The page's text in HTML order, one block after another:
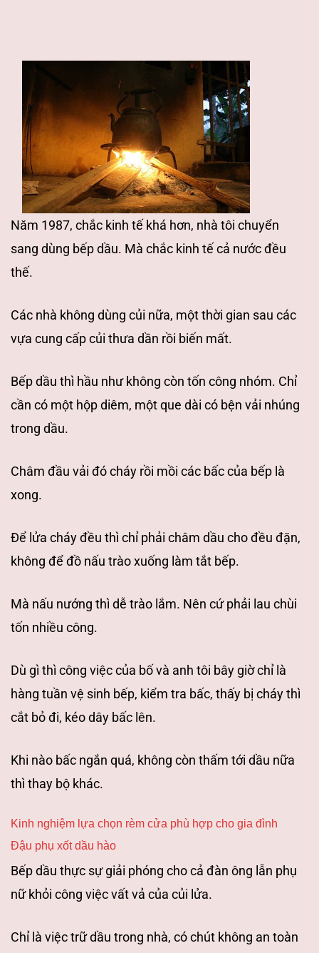
Năm 1987, chắc kinh tế khá hơn, nhà tôi chuyển
sang dùng bếp dầu. Mà chắc kinh tế cả nước đều
thế.
Các nhà không dùng củi nữa, một thời gian sau các
vựa cung cấp củi thưa dần rồi biến mất.
Bếp dầu thì hầu như không còn tốn công nhóm. Chỉ
cần có một hộp diêm, một que dài có bện vải nhúng
trong dầu.
Châm đầu vải đó cháy rồi mồi các bấc của bếp là
xong.
Để lửa cháy đều thì chỉ phải châm dầu cho đều đặn,
không để đồ nấu trào xuống làm tắt bếp.
Mà nấu nướng thì dễ trào lắm. Nên cứ phải lau chùi
tốn nhiều công.
Dù gì thì công việc của bố và anh tôi bây giờ chỉ là
hàng tuần vệ sinh bếp, kiểm tra bấc, thấy bị cháy thì
cắt bỏ đi, kéo dây bấc lên.
Khi nào bấc ngắn quá, không còn thấm tới dầu nữa
thì thay bộ khác.
Kinh nghiệm lựa chọn rèm cửa phù hợp cho gia đình
Đậu phụ xốt dầu hào
Bếp dầu thực sự giải phóng cho cả đàn ông lẫn phụ
nữ khỏi công việc vất vả của củi lửa.
Chỉ là việc trữdầu trong nhà, có chút không an toàn